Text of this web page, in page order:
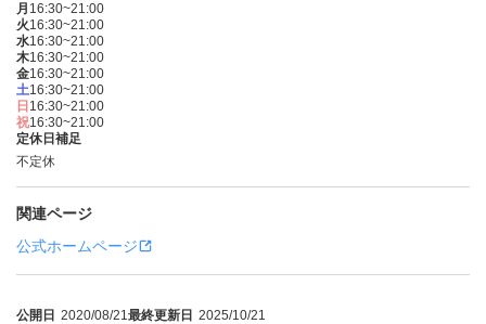
月 16:30~21:00
火16:30~21:00
水16:30~21:00
木16:30~21:00
金16:30~21:00
土16:30~21:00
日 16:30~21:00
祝16:30~21:00
定休日補足
不定休
関連ページ
公式ホームページ
公開日 2020/08/21最終更新日 2025/10/21